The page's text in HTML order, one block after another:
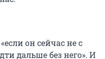
он сейчас не с
дальше без него». И